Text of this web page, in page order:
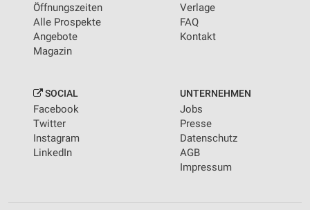
Öffnungszeiten
Alle Prospekte
Angebote
Magazin
Verlage
FAQ
Kontakt
SOCIAL
Facebook
Twitter
Instagram
LinkedIn
UNTERNEHMEN
Jobs
Presse
Datenschutz
AGB
Impressum